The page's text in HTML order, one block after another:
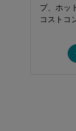
プ、ホッ
コストコ